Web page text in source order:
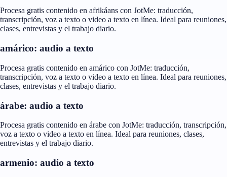
Procesa gratis contenido en afrikáans con JotMe: traducción,
transcripción, voz a texto o video a texto en línea. Ideal para reuniones,
clases, entrevistas y el trabajo diario.
amárico: audio a texto
Procesa gratis contenido en amárico con JotMe: traducción,
transcripción, voz a texto o video a texto en línea. Ideal para reuniones,
clases, entrevistas y el trabajo diario.
árabe: audio a texto
Procesa gratis contenido en árabe con JotMe: traducción, transcripción,
voz a texto o video a texto en línea. Ideal para reuniones, clases,
entrevistas y el trabajo diario.
armenio: audio a texto